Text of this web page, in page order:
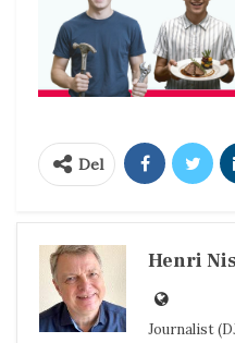
Del
Henri
Journalist